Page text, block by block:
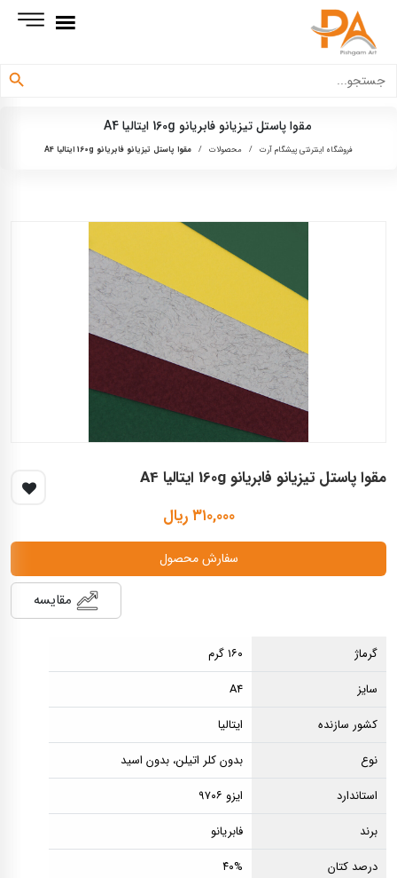
برای:
دکمه جستجو
مقوا پاستل تیزیانو فابریانو 160g ایتالیا A4
فروشگاه اینترنتی پیشگام آرت / محصولات / مقوا پاستل تیزیانو فابریانو 160g ایتالیا A4
مقوا پاستل تیزیانو فابریانو 160g ایتالیا A4
۳۱۰,۰۰۰ ریال
سفارش محصول
مقایسه
گرماژ
۱۶۰ گرم
سایز
A4
کشور سازنده
ایتالیا
نوع
بدون کلر اتیلن، بدون اسید
استاندارد
ایزو ۹۷۰۶
برند
فابریانو
درصد کتان
۴۰%